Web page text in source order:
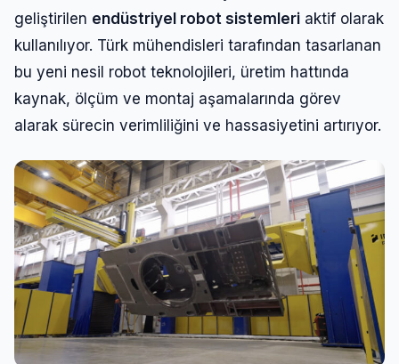
geliştirilen endüstriyel robot sistemleri aktif olarak
kullanılıyor. Türk mühendisleri tarafından tasarlanan
bu yeni nesil robot teknolojileri, üretim hattında
kaynak, ölçüm ve montaj aşamalarında görev
alarak sürecin verimliliğini ve hassasiyetini artırıyor.